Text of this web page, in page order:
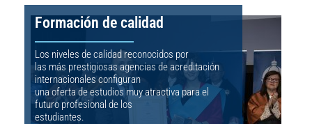
Formación de calidad
Los niveles de calidad reconocidos por
las más prestigiosas agencias de acreditación
internacionales configuran
una oferta de estudios muy atractiva para el
futuro profesional de los
estudiantes.